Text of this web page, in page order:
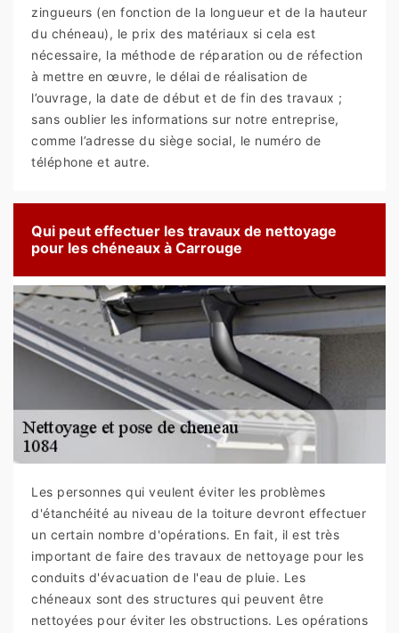
zingueurs (en fonction de la longueur et de la hauteur
du chéneau), le prix des matériaux si cela est
nécessaire, la méthode de réparation ou de réfection
à mettre en œuvre, le délai de réalisation de
l’ouvrage, la date de début et de fin des travaux ;
sans oublier les informations sur notre entreprise,
comme l’adresse du siège social, le numéro de
téléphone et autre.
Qui peut effectuer les travaux de nettoyage
pour les chéneaux à Carrouge
Les personnes qui veulent éviter les problèmes
d'étanchéité au niveau de la toiture devront effectuer
un certain nombre d'opérations. En fait, il est très
important de faire des travaux de nettoyage pour les
conduits d'évacuation de l'eau de pluie. Les
chéneaux sont des structures qui peuvent être
nettoyées pour éviter les obstructions. Les opérations